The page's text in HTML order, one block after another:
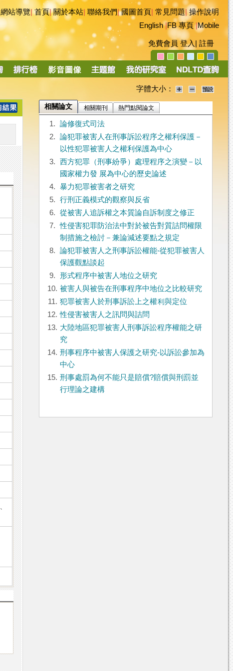
網站導覽|首頁|關於本站 聯絡我們|國圖首頁 常見問題|操作說明
English|FB 專頁|Mobile
免費會員 登入 註冊
字體大小：
相關論文 相關期刊 熱門點閱論文
1.
論修復式司法
2.
論犯罪被害人在刑事訴訟程序之權利保護－
以性犯罪被害人之權利保護為中心
3.
西方犯罪（刑事紛爭）處理程序之演變－以
國家權力發 展為中心的歷史論述
4.
暴力犯罪被害者之研究
5.
行刑正義模式的觀察與反省
6.
從被害人追訴權之本質論自訴制度之修正
7. 性侵害犯罪防治法中對於被告對質詰問權限
制措施之檢討－兼論減述要點之規定
8.
論犯罪被害人之刑事訴訟權能-從犯罪被害人
保護觀點談起
9.
形式程序中被害人地位之研究
10. 被害人與被告在刑事程序中地位之比較研究
11. 犯罪被害人於刑事訴訟上之權利與定位
12. 性侵害被害人之訊問與詰問
13. 大陸地區犯罪被害人刑事訴訟程序權能之研
究
14. 刑事程序中被害人保護之研究-以訴訟參加為
中心
15. 刑事處罰為何不能只是賠償?賠償與刑罰並
行理論之建構